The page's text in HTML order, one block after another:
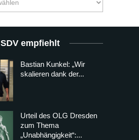
SDV empfiehlt
Bastian Kunkel: „Wir
skalieren dank der...
Urteil des OLG Dresden
zum Thema
„Unabhängigkeit“:...